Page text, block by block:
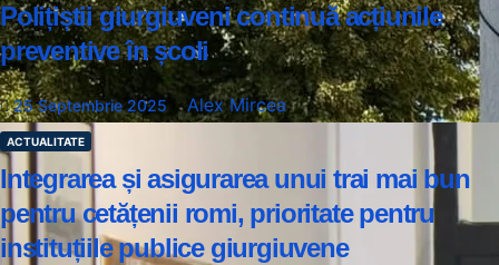
Polițiștii giurgiuveni continuă acțiunile
preventive în școli
25 Septembrie 2025 Alex Mircea
ACTUALITATE
Integrarea și asigurarea unui trai mai bun
pentru cetățenii romi, prioritate pentru
instituțiile publice giurgiuvene